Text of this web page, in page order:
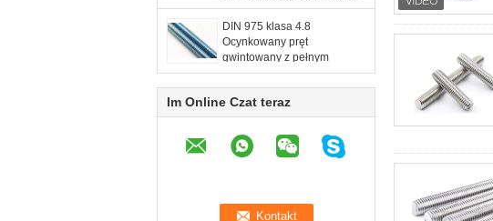
975 Standard
DIN 975 klasa 4.8
Ocynkowany pręt
gwintowany z pełnym
gwintem dystrybuuje fabrykę
o stabilnej jakości
Im Online Czat teraz